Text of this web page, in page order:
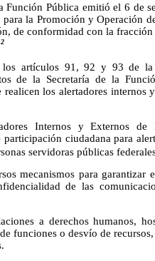
Función Pública emitió el 6 de
la Promoción y Operación
de conformidad con la
2
artículos 91, 92 y 93 de la
de la Secretaría de la
los alertadores internos
Internos y Externos
ciudadana para
servidoras públicas
mecanismos para
de las
a derechos humanos,
funciones o desvío de